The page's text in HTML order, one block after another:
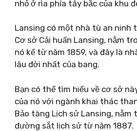
nhỏ ở rìa phía tây bắc của khu
Lansing có một nhà tù an ninh
Cơ sở Cải huấn Lansing, nằm
nó kể từ năm 1859, và đây là
lâu đời nhất của bang.
Bạn có thể tìm hiểu về cơ sở
của nó với ngành khai thác
Bảo tàng Lịch sử Lansing, nằm
đường sắt lịch sử từ năm 1887.